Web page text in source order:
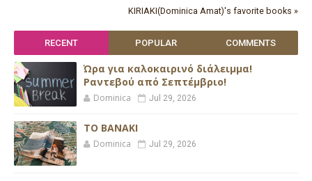
KIRIAKI(Dominica Amat)'s favorite books »
RECENT POPULAR COMMENTS
Ώρα για καλοκαιρινό διάλειμμα!
Ραντεβού από Σεπτέμβριο!
Dominica Jul 29, 2026
ΤΟ ΒΑΝΑΚΙ
Dominica Jul 29, 2026